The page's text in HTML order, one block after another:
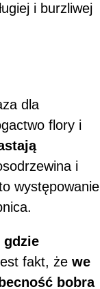
i burzliwej
dla
flory i
i
występowanie
gdzie
fakt, że we
bobra